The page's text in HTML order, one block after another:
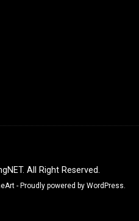
All Right Reserved.
- Proudly powered by WordPress.